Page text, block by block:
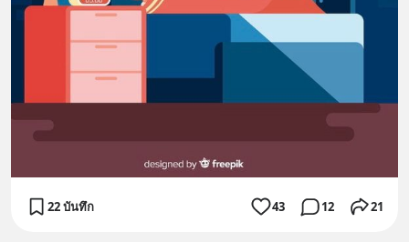
22 บันทึก 43 12 21